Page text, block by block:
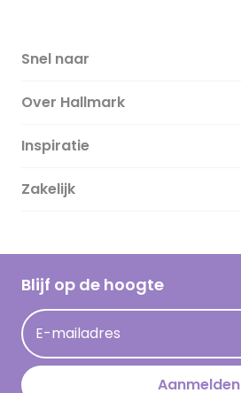
Snel naar
Over Hallmark
Over ons
Duurzaamheid
Hallmark Kaartclub
Acties
Persberichten
Hallmark en Kinderpostzegels
Inspiratie
Magazine
Cadeau inspiratie
Kaartinspiratie
Zakelijk
Blijf op de hoogte
E-mailadres
Aanmelden